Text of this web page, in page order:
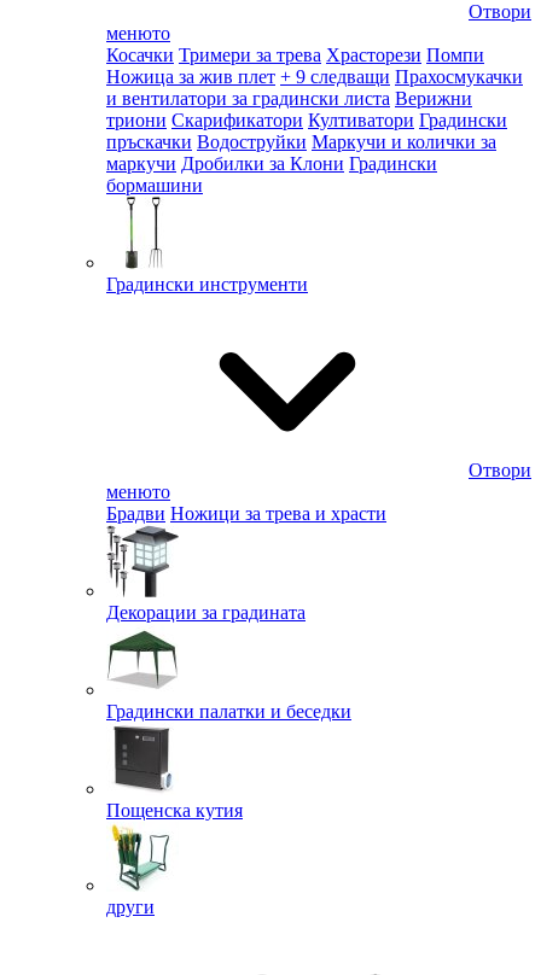
Отвори
менюто
Косачки Тримери за трева Храсторези Помпи
Ножица за жив плет + 9 следващи Прахосмукачки
и вентилатори за градински листа Верижни
триони Скарификатори Култиватори Градински
пръскачки Водоструйки Маркучи и колички за
маркучи Дробилки за Клони Градински
бормашини
Градински инструменти
Отвори
менюто
Брадви Ножици за трева и храсти
Декорации за градината
Градински палатки и беседки
Пощенска кутия
други